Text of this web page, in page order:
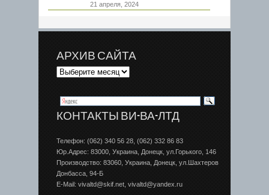
21 апреля, 2024
АРХИВ САЙТА
КОНТАКТЫ ВИ-ВА-ЛТД
Телефон: (062) 340 56 28, (062) 332 86 83
Юр.Адрес: 83000, Украина, Донецк, ул.Горького, 146
Производство: 83060, Украина, Донецк, ул.Шахтеров
Донбаcса, 94-Б
E-Mail: vivaltd@skif.net, vivaltd@yandex.ru